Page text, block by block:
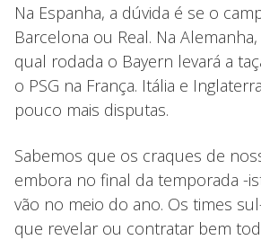
Na Espanha, a dúvida é se o
Barcelona ou Real. Na
qual rodada o Bayern levará a
o PSG na França. Itália e
pouco mais disputas.
Sabemos que os craques de
embora no final da temporada -
vão no meio do ano. Os times
que revelar ou contratar bem